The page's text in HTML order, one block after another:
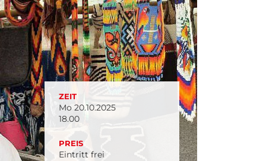
ZEIT
Mo 20.10.2025
18.00
PREIS
Eintritt frei